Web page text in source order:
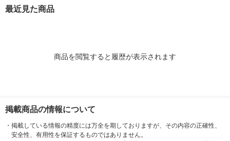
EC限定
最近見た商品
商品を閲覧すると履歴が表示されます
掲載商品の情報について
・ 掲載している情報の精度には万全を期しておりますが、その内容の正確性、
安全性、有用性を保証するものではありません。